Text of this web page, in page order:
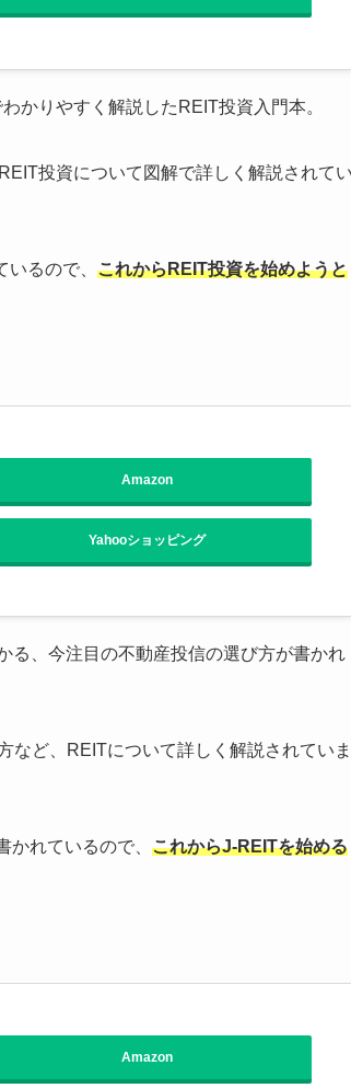
かりやすく解説したREIT投資入門本。
投資について図解で詳しく解説されて
るので、 これからREIT投資を始めようと
Amazon
Yahooショッピング
る、今注目の不動産投信の選び方が書かれ
など、REITについて詳しく解説されていま
れているので、 これからJ-REITを始める
Amazon